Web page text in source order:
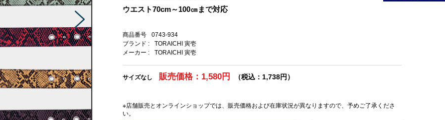
ウエスト70cm～100㎝まで対応
商品番号
0743-934
ブランド :
TORAICHI 寅壱
メーカー :
TORAICHI 寅壱
サイズなし 販売価格：1,580円 （税込：1,738円）
※店舗販売とオンラインショップでは、販売価格および在庫状況が異なりますので、予めご了承くださ
い。